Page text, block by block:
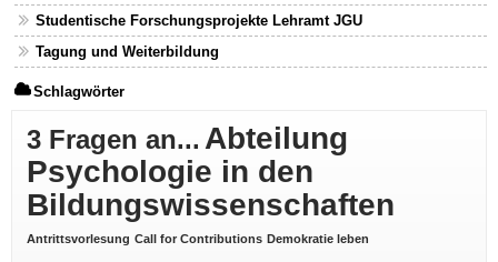
Studentische Forschungsprojekte Lehramt JGU
Tagung und Weiterbildung
Schlagwörter
3 Fragen an... Abteilung
Psychologie in den
Bildungswissenschaften
Antrittsvorlesung Call for Contributions Demokratie leben